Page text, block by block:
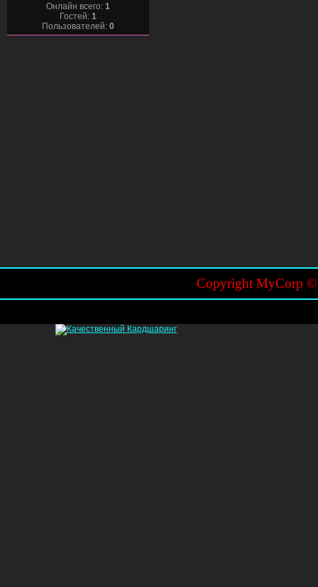
Онлайн всего: 1
Гостей: 1
Пользователей: 0
Copyright MyCorp